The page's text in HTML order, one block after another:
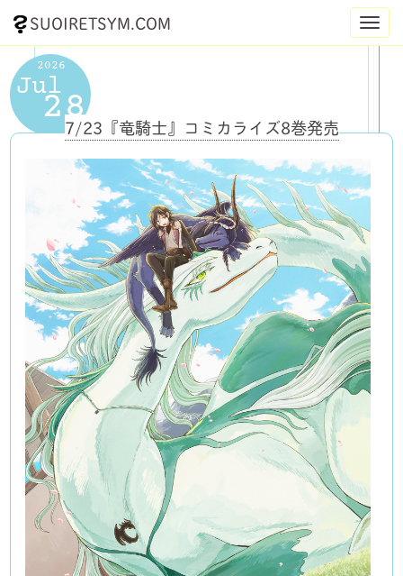
SUOIRETSYM.COM
2026
Jul287/23『竜騎士』コミカライズ8巻発売